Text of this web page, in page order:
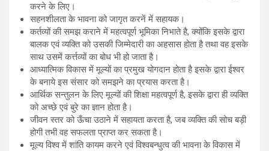
करने के लिए।
सहनशीलता के भावना को जागृत करनें में सहायक।
कर्तव्यों की समझ कराने में महत्वपूर्ण भूमिका निभाते है, क्योंकि इसके द्वारा
बालक एवं व्यक्ति को उसकी जिम्मेदारी का अहसास होता है तथा वह इसके
साथ उसमें कर्त्तव्यों का बोध भी हो जाता है।
आध्यात्मिक विकास में मूल्यों का प्रमुख योगदान होता है इसके द्वारा ईश्वर
के बनाये इस संसार को समझने का प्रयास करता है।
आर्थिक सन्तुलन के लिए मूल्यों की शिक्षा महत्वपूर्ण है, इसके द्वारा ही व्यक्ति
को अच्छे एवं बुरे का ज्ञान होता है।
जीवन स्तर को ऊँचा उठाने में सहायता करता है, जब व्यक्ति की सोच बड़ी
होगी तभी वह सफलता प्राप्त कर सकता है।
मूल्य विश्व में शांति कायम करने एवं विश्वबन्धुत्व की भावना के विकास में